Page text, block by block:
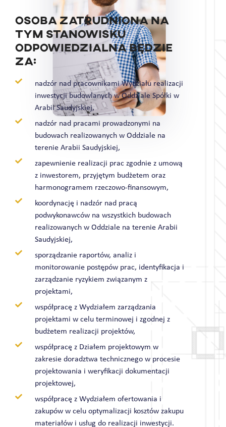
Osoba zatrudniona na
tym stanowisku
odpowiedzialna będzie
za:
nadzór nad pracownikami Wydziału realizacji
inwestycji budowlanych w Oddziale Spółki w
Arabii Saudyjskiej,
nadzór nad pracami prowadzonymi na
budowach realizowanych w Oddziale na
terenie Arabii Saudyjskiej,
zapewnienie realizacji prac zgodnie z umową
z inwestorem, przyjętym budżetem oraz
harmonogramem rzeczowo-finansowym,
koordynację i nadzór nad pracą
podwykonawców na wszystkich budowach
realizowanych w Oddziale na terenie Arabii
Saudyjskiej,
sporządzanie raportów, analiz i
monitorowanie postępów prac, identyfikacja i
zarządzanie ryzykiem związanym z
projektami,
współpracę z Wydziałem zarządzania
projektami w celu terminowej i zgodnej z
budżetem realizacji projektów,
współpracę z Działem projektowym w
zakresie doradztwa technicznego w procesie
projektowania i weryfikacji dokumentacji
projektowej,
współpracę z Wydziałem ofertowania i
zakupów w celu optymalizacji kosztów zakupu
materiałów i usług do realizacji inwestycji.